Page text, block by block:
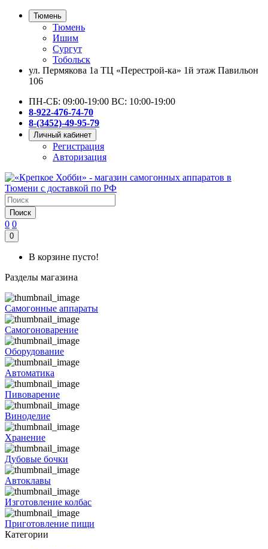
Тюмень
Тюмень
Ишим
Сургут
Тобольск
ул. Пермякова 1а ТЦ «Перестрой-ка» 1й этаж Павильон
106
ПН-СБ: 09:00-19:00 ВС: 10:00-19:00
8-922-476-74-70
8-(3452)-49-95-79
Личный кабинет
Регистрация
Авторизация
Поиск
0 0
0
В корзине пусто!
Разделы магазина
Самогонные аппараты
Самогоноварение
Оборудование
Автоматика
Пивоварение
Виноделие
Хранение
Дубовые бочки
Автоклавы
Изготовление колбас
Приготовление пищи
Категории